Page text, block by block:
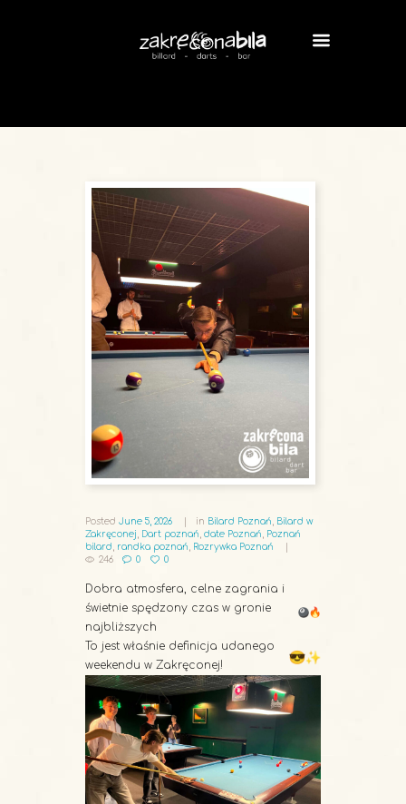
Posted June 5, 2026 in Bilard Poznań
Bilard w
Zakręconej
Dart poznań date Poznań
Poznań
bilard
randka poznań
Rozrywka Poznań
246
0 0
Dobra atmosfera, celne zagrania i
świetnie spędzony czas w gronie
najbliższych
To jest właśnie definicja udanego
weekendu w Zakręconej!